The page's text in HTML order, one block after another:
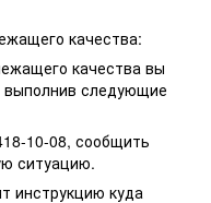
качества:
качества вы
выполнив следующие
10-08, сообщить
ситуацию.
инструкцию куда